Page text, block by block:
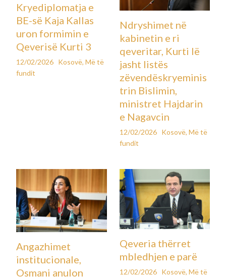
Kryediplomatja e
BE-së Kaja Kallas
uron formimin e
Qeverisë Kurti 3
12/02/2026 Kosovë,Më të
fundit
Ndryshimet në
kabinetin e ri
qeveritar, Kurti lë
jasht listës
zëvendëskryeminis
trin Bislimin,
ministret Hajdarin
e Nagavcin
12/02/2026 Kosovë, Më të
fundit
Angazhimet
institucionale,
Osmani anulon
Qeveria thërret
mbledhjen e parë
12/02/2026 Kosovë, Më të